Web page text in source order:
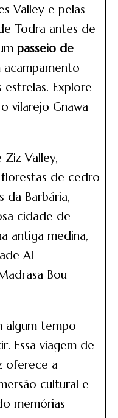
Valley e pelas
Todra antes de
passeio de
Explore
vilarejo Gnawa
Valley,
de cedro
da Barbária,
cidade de
antiga medina,
Al
Bou
algum tempo
Essa viagem de
oferece a
cultural e
memórias